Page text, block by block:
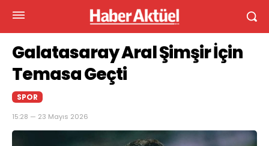
Galatasaray Aral Şimşir İçin
Temasa Geçti
SPOR
15:28 — 23 Mayıs 2026